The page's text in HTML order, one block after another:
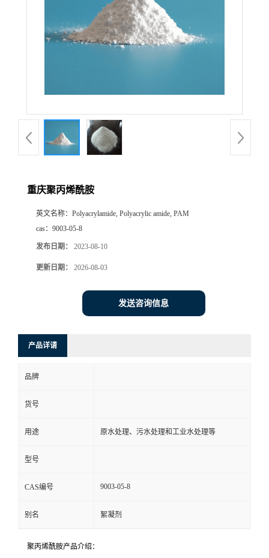
重庆聚丙烯酰胺
英文名称： Polyacrylamide, Polyacrylic amide, PAM
cas： 9003-05-8
发布日期： 2023-08-10
更新日期： 2026-08-03
发送咨询信息
产品详请
品牌
货号
用途 原水处理、污水处理和工业水处理等
型号
CAS编号 9003-05-8
别名 絮凝剂
聚丙烯酰胺产品介绍：